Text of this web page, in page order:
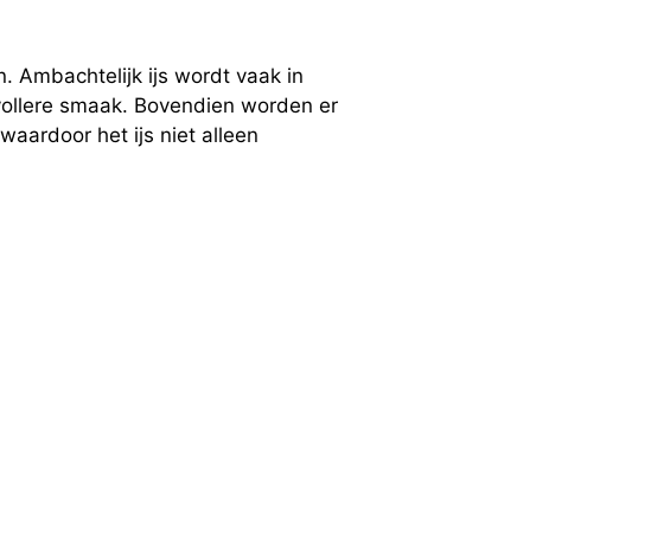
Ambachtelijk ijs wordt vaak in
smaak. Bovendien worden er
het ijs niet alleen